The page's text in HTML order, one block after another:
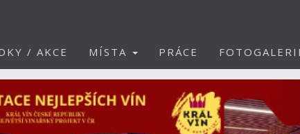
/ AKCE MÍSTA PRÁCE